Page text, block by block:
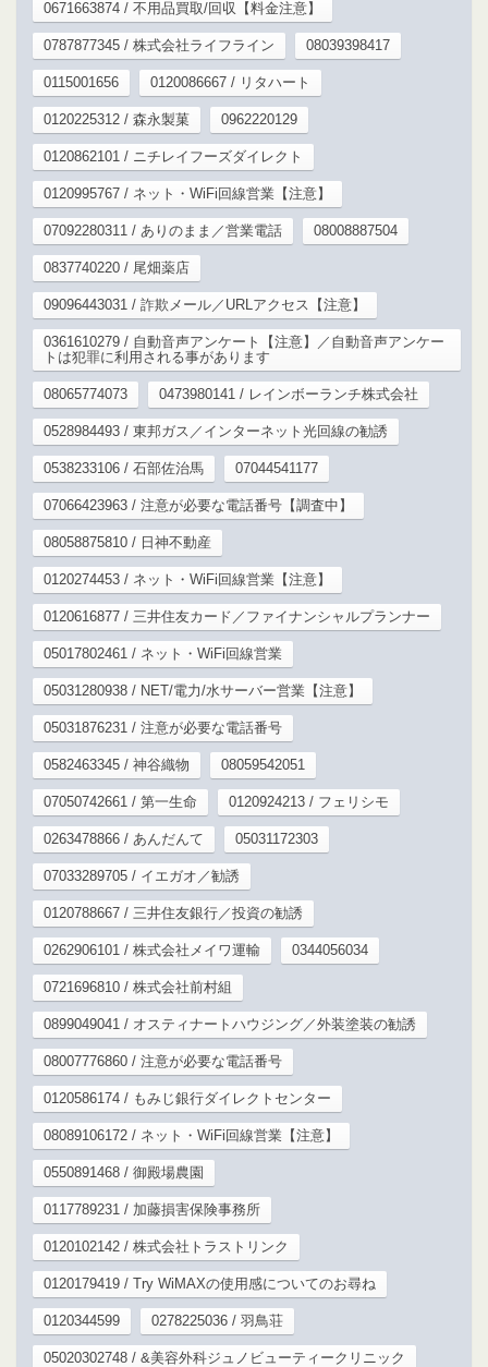
0671663874 / 不用品買取/回収【料金注意】
0787877345 / 株式会社ライフライン 08039398417
0115001656 0120086667 / リタハート
0120225312 / 森永製菓 0962220129
0120862101 / ニチレイフーズダイレクト
0120995767 / ネット・WiFi回線営業【注意】
07092280311 / ありのまま／営業電話 08008887504
0837740220 / 尾畑薬店
09096443031 / 詐欺メール／URLアクセス【注意】
0361610279 / 自動音声アンケート【注意】／自動音声アンケー
トは犯罪に利用される事があります
08065774073 0473980141 / レインボーランチ株式会社
0528984493 / 東邦ガス／インターネット光回線の勧誘
0538233106 / 石部佐治馬 07044541177
07066423963 / 注意が必要な電話番号【調査中】
08058875810 / 日神不動産
0120274453 / ネット・WiFi回線営業【注意】
0120616877 / 三井住友カード／ファイナンシャルプランナー
05017802461 / ネット・WiFi回線営業
05031280938 / NET/電力/水サーバー営業【注意】
05031876231 / 注意が必要な電話番号
0582463345 / 神谷織物 08059542051
07050742661 / 第一生命 0120924213 / フェリシモ
0263478866 / あんだんて 05031172303
07033289705 / イエガオ／勧誘
0120788667 / 三井住友銀行／投資の勧誘
0262906101 / 株式会社メイワ運輸 0344056034
0721696810 / 株式会社前村組
0899049041 / オスティナートハウジング／外装塗装の勧誘
08007776860 / 注意が必要な電話番号
0120586174 / もみじ銀行ダイレクトセンター
08089106172 / ネット・WiFi回線営業【注意】
0550891468 / 御殿場農園
0117789231 / 加藤損害保険事務所
0120102142 / 株式会社トラストリンク
0120179419 / Try WiMAXの使用感についてのお尋ね
0120344599 0278225036 / 羽鳥荘
05020302748 / &美容外科ジュノビューティークリニック